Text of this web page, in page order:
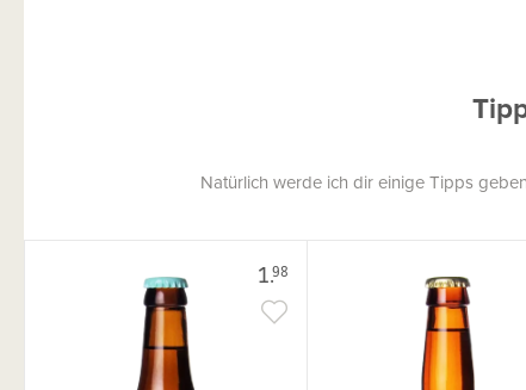
Natürlich werde ich dir einige Tipps
1.98